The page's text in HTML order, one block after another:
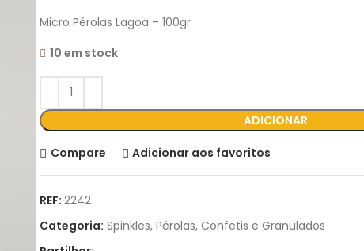
Micro Pérolas Lagoa – 100gr
10 em stock
ADICIONAR
Compare Adicionar aos favoritos
REF: 2242
Categoria: Spinkles, Pérolas, Confetis e Granulados